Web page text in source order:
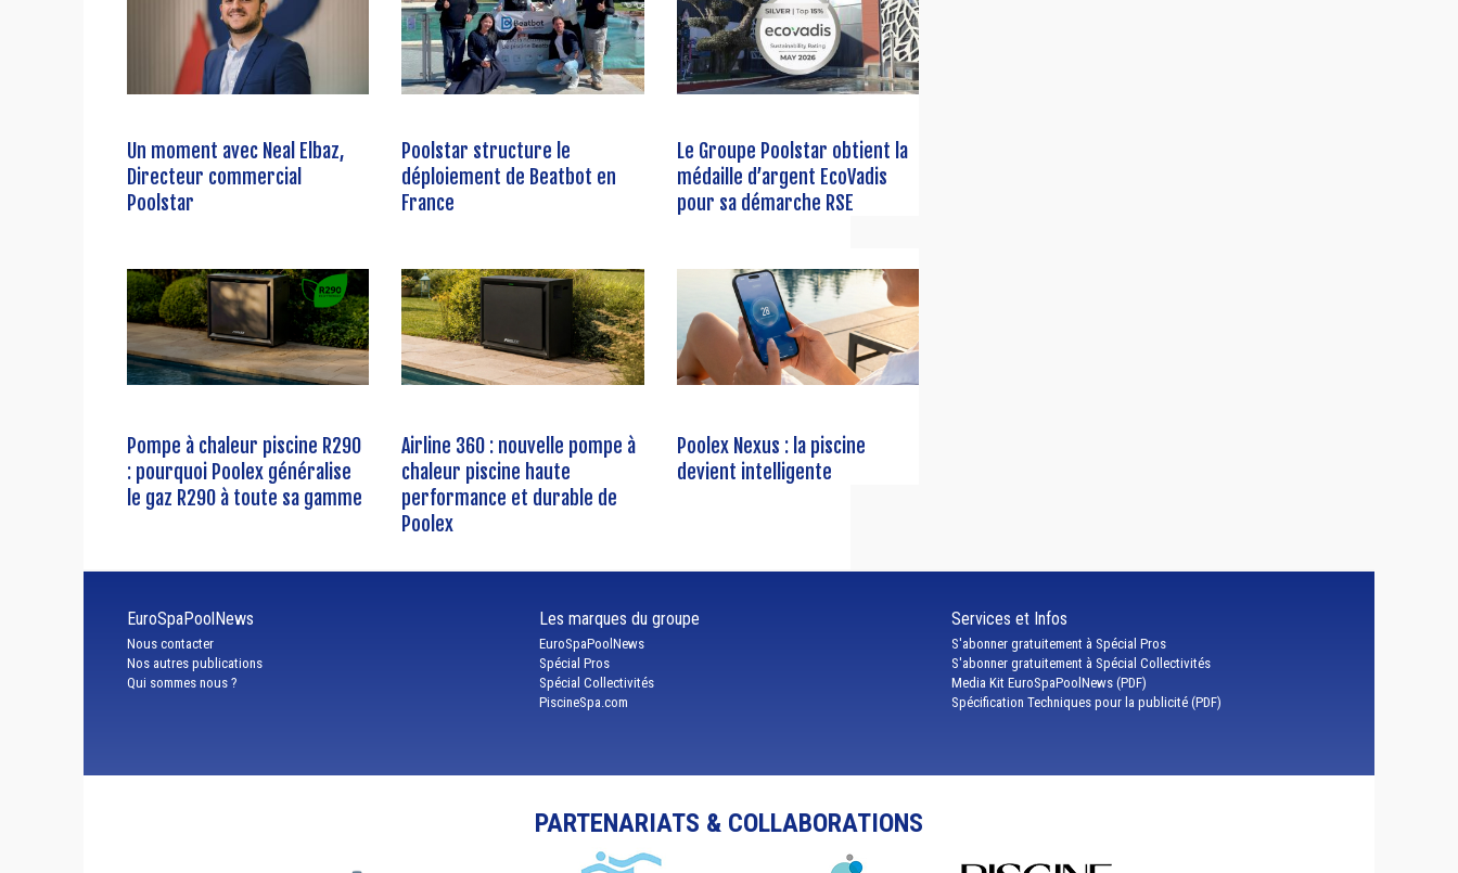
Un moment avec Neal Elbaz,
Directeur commercial
Poolstar
Poolstar structure le
déploiement de Beatbot en
France
Le Groupe Poolstar obtient la
médaille d’argent EcoVadis
pour sa démarche RSE
Pompe à chaleur piscine R290
: pourquoi Poolex généralise
le gaz R290 à toute sa gamme
Airline 360 : nouvelle pompe à
chaleur piscine haute
performance et durable de
Poolex
Poolex Nexus : la piscine
devient intelligente
EuroSpaPoolNews
Nous contacter
Nos autres publications
Qui sommes nous ?
Les marques du groupe
EuroSpaPoolNews
Spécial Pros
Spécial Collectivités
PiscineSpa.com
Services et Infos
S'abonner gratuitement à Spécial Pros
S'abonner gratuitement à Spécial Collectivités
Media Kit EuroSpaPoolNews (PDF)
Spécification Techniques pour la publicité (PDF)
PARTENARIATS & COLLABORATIONS